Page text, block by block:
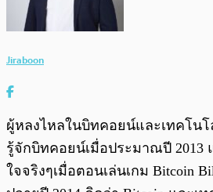
Jiraboon
ผู้หลงไหลในบิทคอยน์และเทคโนโ
รู้จักบิทคอยน์เมื่อประมาณปี 2013
ใจจริงๆเมื่อตอนเล่นเกม Bitcoin